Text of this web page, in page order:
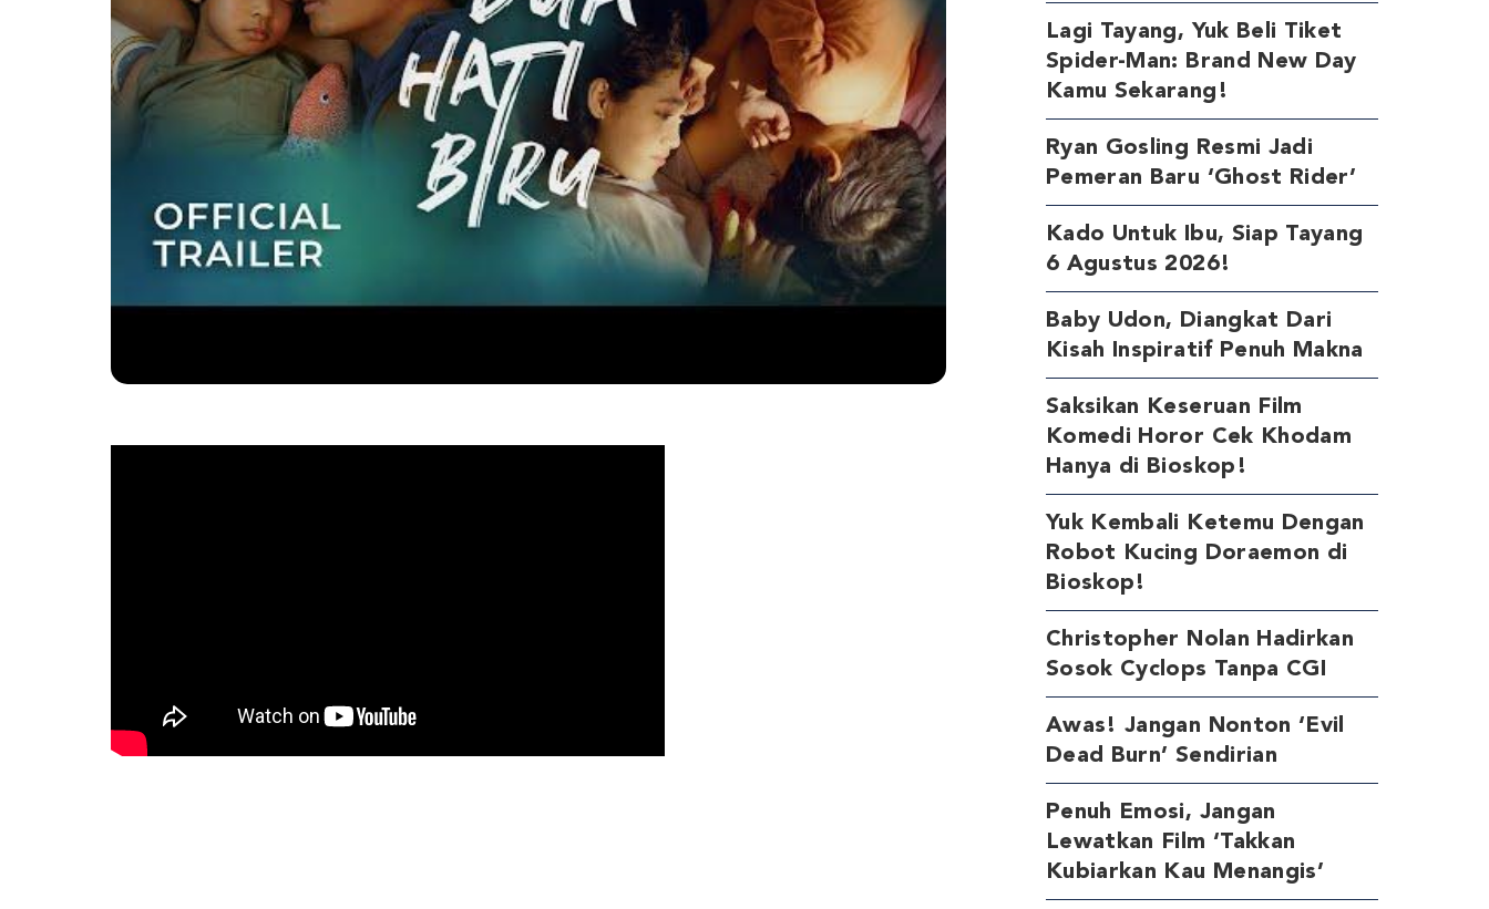
Lagi Tayang, Yuk Beli Tiket
Spider-Man: Brand New Day
Kamu Sekarang!
Ryan Gosling Resmi Jadi
Pemeran Baru ‘Ghost Rider’
Kado Untuk Ibu, Siap Tayang
6 Agustus 2026!
Baby Udon, Diangkat Dari
Kisah Inspiratif Penuh Makna
Saksikan Keseruan Film
Komedi Horor Cek Khodam
Hanya di Bioskop!
Yuk Kembali Ketemu Dengan
Robot Kucing Doraemon di
Bioskop!
Christopher Nolan Hadirkan
Sosok Cyclops Tanpa CGI
Awas! Jangan Nonton ‘Evil
Dead Burn’ Sendirian
Penuh Emosi, Jangan
Lewatkan Film ‘Takkan
Kubiarkan Kau Menangis’